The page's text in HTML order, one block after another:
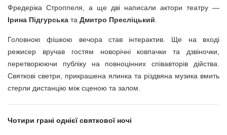
Фредеріка Строппеля, а ще дві написали актори театру —
Ірина Підгурська та Дмитро Пресліцький
Головною фішкою вечора став інтерактив. Ще на вході
режисер вручав гостям новорічні ковпачки та дзвіночки,
перетворюючи публіку на повноцінних співавторів дійства.
Святкові светри, прикрашена ялинка та різдвяна музика вмить
стерли дистанцію між сценою та залом.
Чотири грані однієї святкової ночі